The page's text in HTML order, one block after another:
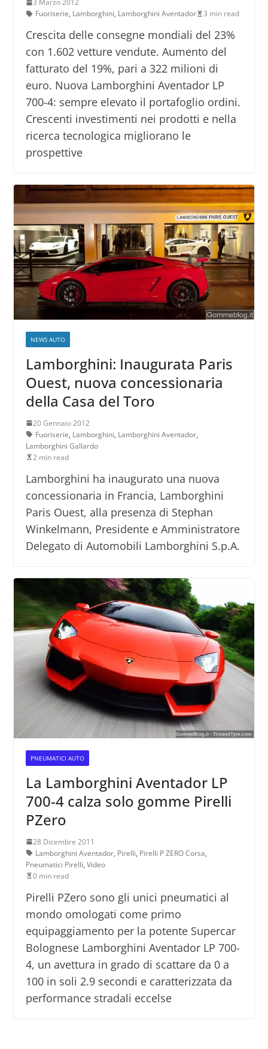
3 Marzo 2012
Fuoriserie, Lamborghini, Lamborghini Aventador 3 min read
Crescita delle consegne mondiali del 23%
con 1.602 vetture vendute. Aumento del
fatturato del 19%, pari a 322 milioni di
euro. Nuova Lamborghini Aventador LP
700-4: sempre elevato il portafoglio ordini.
Crescenti investimenti nei prodotti e nella
ricerca tecnologica migliorano le
prospettive
NEWS AUTO
Lamborghini: Inaugurata Paris
Ouest, nuova concessionaria
della Casa del Toro
20 Gennaio 2012
Fuoriserie, Lamborghini, Lamborghini Aventador,
Lamborghini Gallardo
2 min read
Lamborghini ha inaugurato una nuova
concessionaria in Francia, Lamborghini
Paris Ouest, alla presenza di Stephan
Winkelmann, Presidente e Amministratore
Delegato di Automobili Lamborghini S.p.A.
PNEUMATICI AUTO
La Lamborghini Aventador LP
700-4 calza solo gomme Pirelli
PZero
28 Dicembre 2011
Lamborghini Aventador, Pirelli, Pirelli P ZERO Corsa,
Pneumatici Pirelli, Video
0 min read
Pirelli PZero sono gli unici pneumatici al
mondo omologati come primo
equipaggiamento per la potente Supercar
Bolognese Lamborghini Aventador LP 700-
4, un avettura in grado di scattare da 0 a
100 in soli 2.9 secondi e caratterizzata da
performance stradali eccelse